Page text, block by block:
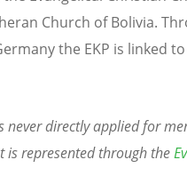
Church of Bolivia.
the EKP is linked
directly applied for
is represented through the